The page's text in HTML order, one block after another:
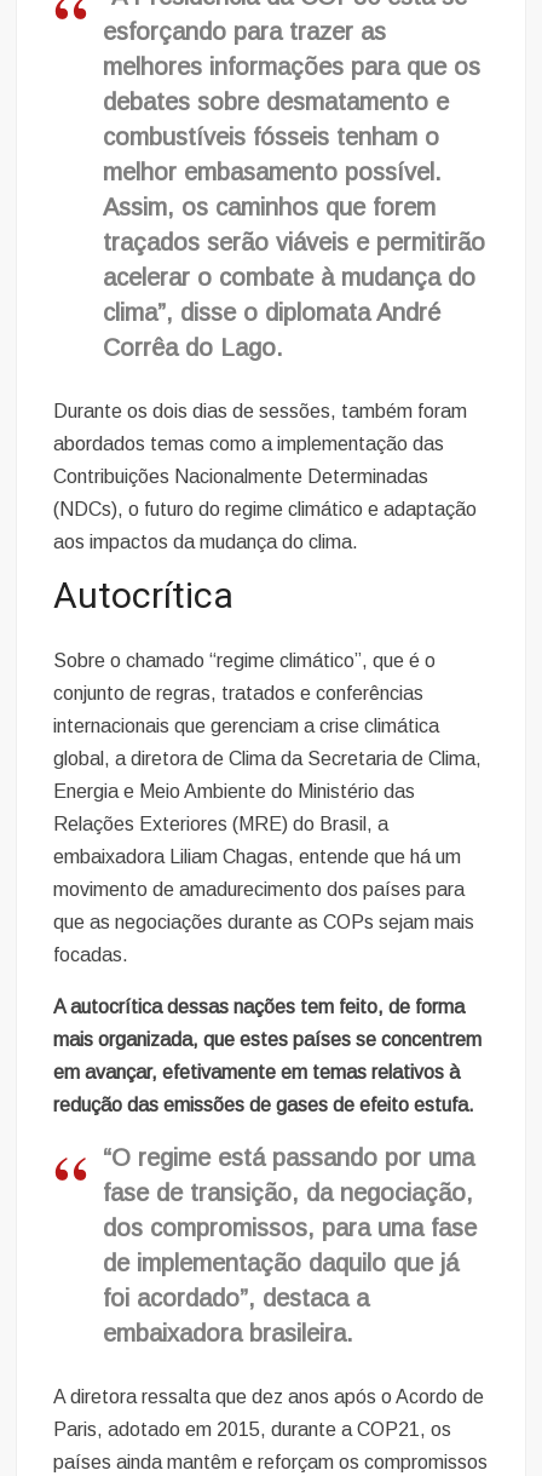
esforçando para trazer as
melhores informações para que os
debates sobre desmatamento e
combustíveis fósseis tenham o
melhor embasamento possível.
Assim, os caminhos que forem
traçados serão viáveis e permitirão
acelerar o combate à mudança do
clima”, disse o diplomata André
Corrêa do Lago.
Durante os dois dias de sessões, também foram
abordados temas como a implementação das
Contribuições Nacionalmente Determinadas
(NDCs), o futuro do regime climático e adaptação
aos impactos da mudança do clima.
Autocrítica
Sobre o chamado “regime climático”, que é o
conjunto de regras, tratados e conferências
internacionais que gerenciam a crise climática
global, a diretora de Clima da Secretaria de Clima,
Energia e Meio Ambiente do Ministério das
Relações Exteriores (MRE) do Brasil, a
embaixadora Liliam Chagas, entende que há um
movimento de amadurecimento dos países para
que as negociações durante as COPs sejam mais
focadas.
A autocrítica dessas nações tem feito, de forma
mais organizada, que estes países se concentrem
em avançar, efetivamente em temas relativos à
redução das emissões de gases de efeito estufa.
“O regime está passando por uma
fase de transição, da negociação,
dos compromissos, para uma fase
de implementação daquilo que já
foi acordado”, destaca a
embaixadora brasileira.
A diretora ressalta que dez anos após o Acordo de
Paris, adotado em 2015, durante a COP21, os
países ainda mantêm e reforçam os compromissos